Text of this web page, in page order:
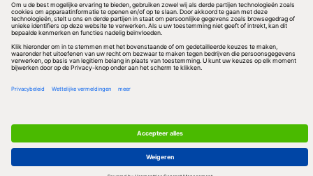
Redactionele partner
Algemene Voorwaarden & Copyrights